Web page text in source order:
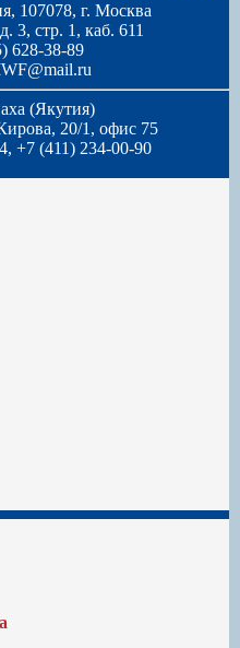
107078, г. Москва
3, стр. 1, каб. 611
628-38-89
(Якутия)
20/1, офис 75
+7 (411) 234-00-90